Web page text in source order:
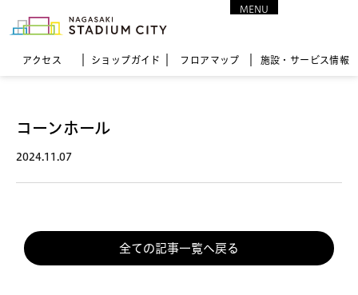
アクセス ショップガイド フロア マップ 施設・サービス情報
MENU
コーンホール
2024.11.07
全ての記事一覧へ戻る